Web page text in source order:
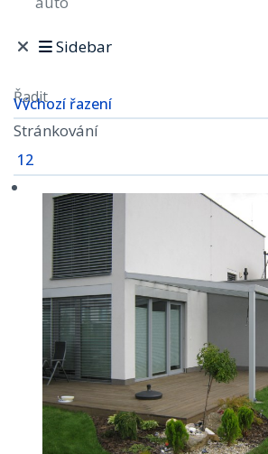
Sidebar
Řadit
Stránkování